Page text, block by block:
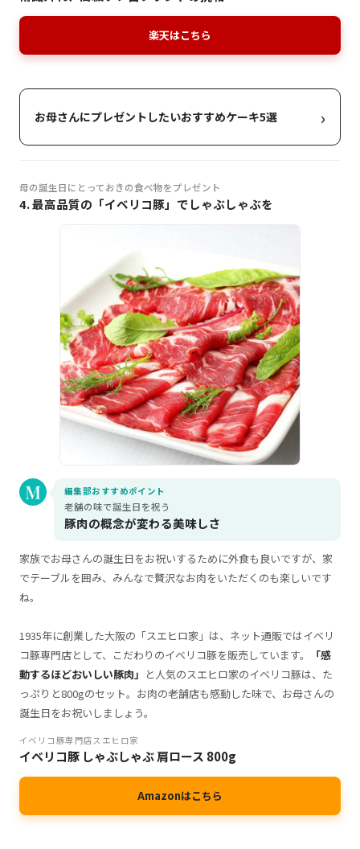
楽天はこちら
お母さんにプレゼントしたいおすすめケーキ5選 ›
母の誕生日にとっておきの食べ物をプレゼント
4. 最高品質の「イベリコ豚」でしゃぶしゃぶを
編集部おすすめポイント
老舗の味で誕生日を祝う
豚肉の概念が変わる美味しさ
家族でお母さんの誕生日をお祝いするために外食も良いですが、家
でテーブルを囲み、みんなで贅沢なお肉をいただくのも楽しいです
ね。
1935年に創業した大阪の「スエヒロ家」は、ネット通販ではイベリ
コ豚専門店として、こだわりのイベリコ豚を販売しています。
「感
動するほどおいしい豚肉」 と人気のスエヒロ家のイベリコ豚は、た
っぷりと800gのセット。お肉の老舗店も感動した味で、お母さんの
誕生日をお祝いしましょう。
イベリコ豚専門店スエヒロ家
イベリコ豚 しゃぶしゃぶ 肩ロース 800g
Amazonはこちら